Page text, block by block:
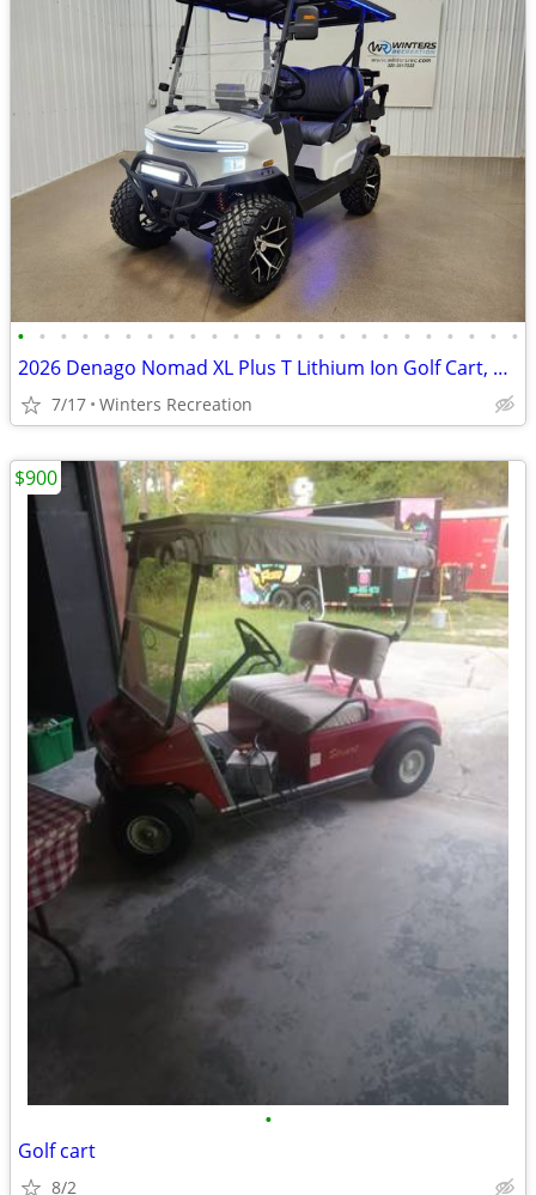
• • • • • • • • • • • • • • • • • • • • • • • •
2026 Denago Nomad XL Plus T Lithium Ion Golf Cart, Matte White
7/17 Winters Recreation
•
Golf cart
8/2
$900